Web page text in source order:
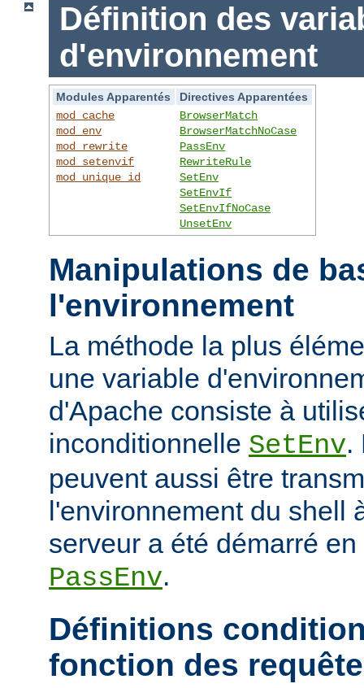
Définition des
d'environnement
Modules Apparentés
Directives Apparentées
mod_cache
mod_env
mod_rewrite
mod_setenvif
mod_unique_id
BrowserMatch
BrowserMatchNoCase
PassEnv
RewriteRule
SetEnv
SetEnvIf
SetEnvIfNoCase
UnsetEnv
Manipulations de
l'environnement
La méthode la plus
une variable
d'Apache consiste à
inconditionnelle SetEnv.
peuvent aussi être
l'environnement du shell
serveur a été démarré
PassEnv.
Définitions
fonction des